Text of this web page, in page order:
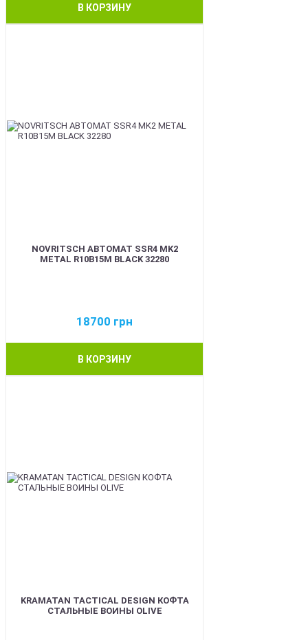
В КОРЗИНУ
NOVRITSCH АВТОМАТ SSR4 MK2
METAL R10B15M BLACK 32280
18700 грн
В КОРЗИНУ
KRAMATAN TACTICAL DESIGN КОФТА
СТАЛЬНЫЕ ВОИНЫ OLIVE